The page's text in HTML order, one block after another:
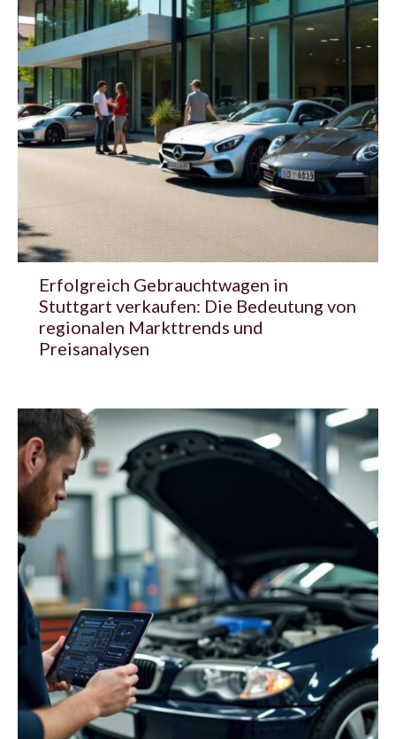
Erfolgreich Gebrauchtwagen in
Stuttgart verkaufen: Die Bedeutung von
regionalen Markttrends und
Preisanalysen